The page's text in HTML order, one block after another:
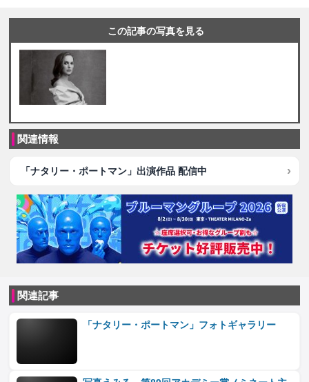
この記事の写真を見る
関連情報
「ナタリー・ポートマン」出演作品 配信中
関連記事
「ナタリー・ポートマン」フォトギャラリー